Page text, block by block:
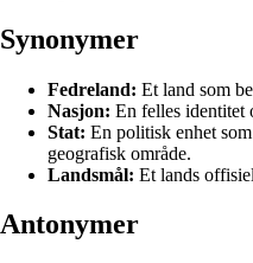
Synonymer
Fedreland: Et land som
Nasjon: En felles
Stat: En politisk enhet
geografisk område.
Landsmål: Et lands
Antonymer